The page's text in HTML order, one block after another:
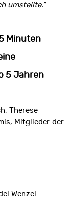
umstellte.“
Minuten
5 Jahren
Therese
Mitglieder der
Wenzel